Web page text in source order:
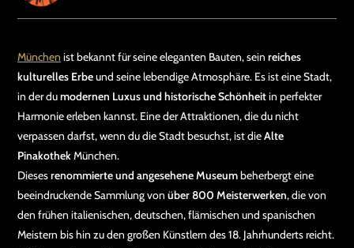
München ist bekannt für seine eleganten Bauten, sein reiches
kulturelles Erbeund seine lebendige Atmosphäre. Es ist eine Stadt,
in der dumodernen Luxus und historische Schönheitin perfekter
Harmonie erleben kannst. Eine der Attraktionen, die du nicht
verpassen darfst, wenn du die Stadt besuchst, ist dieAlte
PinakothekMünchen.
Diesesrenommierte und angesehene Museumbeherbergt eine
beeindruckende Sammlung von über 800 Meisterwerken, die von
den frühen italienischen, deutschen, flämischen und spanischen
Meistern bis hin zu den großen Künstlern des 18. Jahrhunderts reicht.